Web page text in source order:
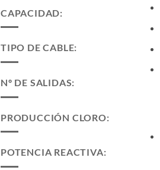
CAPACIDAD:
TIPO DE CABLE:
Nº DE SALIDAS:
PRODUCCIÓN CLORO:
POTENCIA REACTIVA: